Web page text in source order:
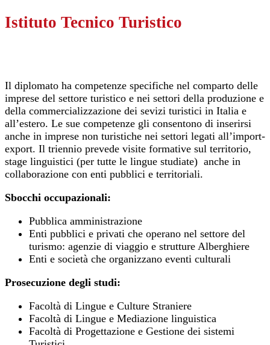
Istituto Tecnico Turistico
Il diplomato ha competenze specifiche nel comparto delle
imprese del settore turistico e nei settori della produzione e
della commercializzazione dei sevizi turistici in Italia e
all’estero. Le sue competenze gli consentono di inserirsi
anche in imprese non turistiche nei settori legati all’import-
export. Il triennio prevede visite formative sul territorio,
stage linguistici (per tutte le lingue studiate) anche in
collaborazione con enti pubblici e territoriali.
Sbocchi occupazionali:
Pubblica amministrazione
Enti pubblici e privati che operano nel settore del
turismo: agenzie di viaggio e strutture Alberghiere
Enti e società che organizzano eventi culturali
Prosecuzione degli studi:
Facoltà di Lingue e Culture Straniere
Facoltà di Lingue e Mediazione linguistica
Facoltà di Progettazione e Gestione dei sistemi